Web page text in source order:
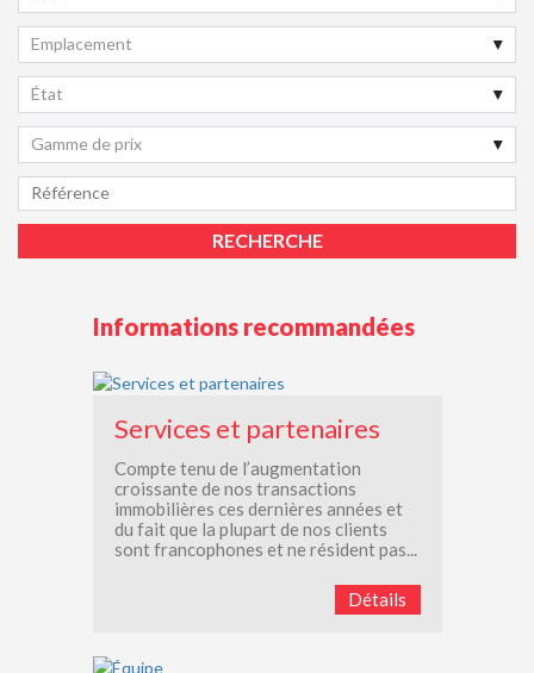
Emplacement
État
Gamme de prix
Informations recommandées
Services et partenaires
Compte tenu de l’augmentation
croissante de nos transactions
immobilières ces dernières années et
du fait que la plupart de nos clients
sont francophones et ne résident pas...
Détails